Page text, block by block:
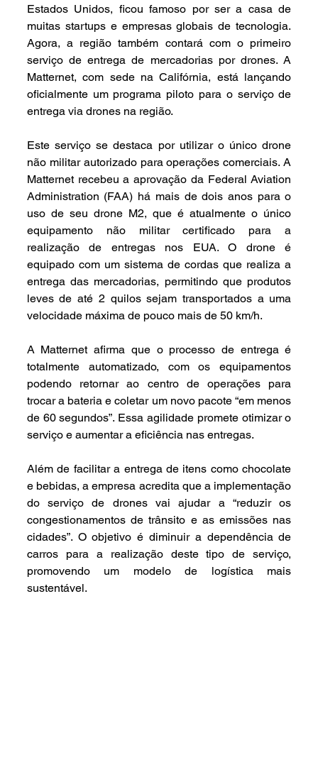
Estados Unidos, ficou famoso por ser a casa de
muitas startups e empresas globais de tecnologia.
Agora, a região também contará com o primeiro
serviço de entrega de mercadorias por drones. A
Matternet, com sede na Califórnia, está lançando
oficialmente um programa piloto para o serviço de
entrega via drones na região.
Este serviço se destaca por utilizar o único drone
não militar autorizado para operações comerciais. A
Matternet recebeu a aprovação da Federal Aviation
Administration (FAA) há mais de dois anos para o
uso de seu drone M2, que é atualmente o único
equipamento não militar certificado para a
realização de entregas nos EUA. O drone é
equipado com um sistema de cordas que realiza a
entrega das mercadorias, permitindo que produtos
leves de até 2 quilos sejam transportados a uma
velocidade máxima de pouco mais de 50 km/h.
A Matternet afirma que o processo de entrega é
totalmente automatizado, com os equipamentos
podendo retornar ao centro de operações para
trocar a bateria e coletar um novo pacote “em menos
de 60 segundos”. Essa agilidade promete otimizar o
serviço e aumentar a eficiência nas entregas.
Além de facilitar a entrega de itens como chocolate
e bebidas, a empresa acredita que a implementação
do serviço de drones vai ajudar a “reduzir os
congestionamentos de trânsito e as emissões nas
cidades”. O objetivo é diminuir a dependência de
carros para a realização deste tipo de serviço,
promovendo um modelo de logística mais
sustentável.